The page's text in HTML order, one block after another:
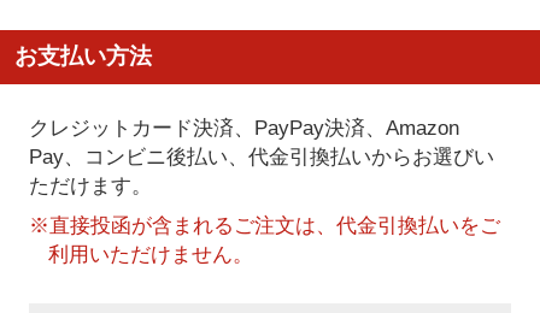
お支払い方法
クレジットカード決済、PayPay決済、Amazon
Pay、コンビニ後払い、代金引換払いからお選びい
ただけます。
※直接投函が含まれるご注文は、代金引換払いをご
利用いただけません。